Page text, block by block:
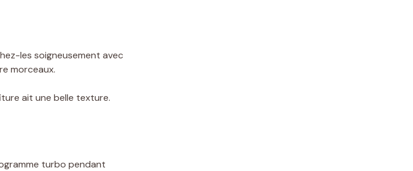
les soigneusement avec
morceaux.
ait une belle texture.
turbo pendant